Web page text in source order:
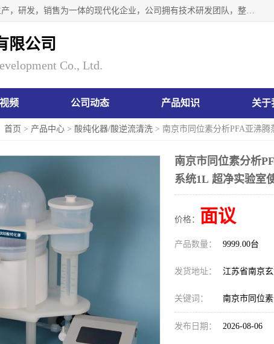
南京瑞尼克科技开发有限公司位于六朝古都南京，是一家集生产，研发，销售为一体的现代化企业，公司拥有技术研发团队，整洁明亮的厂房及的技术仪器设备，技术力量雄厚。公司长久以来一直坚持以生产研发国内完mei的痕量分析器皿为目标，客户满意的实验需求是我们永远的追求。长久以来与客户建立了良好的合作关系，在同行业中建立了自己的信誉与品牌。公司将一如既往的奋进不息，为客户带来为舒心的服务！
限公司
Co., Ltd.
频 公司动态 产品知识 关于
首页 > 产品中心 > 酸纯化器/酸逆流清洗 > 南京市同位素分析PFA亚沸
南京市同位素分析
系统1L 超净实验室
价格： 面议
产品数量： 9999.00台
发货地址： 江苏省南京
关键词： 南京市同位
发布日期： 2026-08-06